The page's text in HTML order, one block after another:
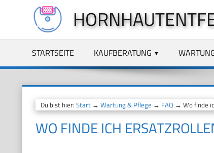
springen
STARTSEITE KAUFBERATUNG
Du bist hier: Start→ Wartung & Pflege → FAQ → Wo finde
WO FINDE ICH